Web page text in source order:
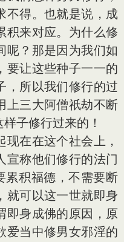
不得。也就是说，成
积来对应。为什么修
呢？那是因为我们如
要让这些种子一一的
，所以我们修行的过
上三大阿僧祇劫不断
子修行过来的！
在在这个社会上，
宣称他们修行的法门
累积福德，不需要断
就可以这一世就即身
即身成佛的原因，原
爱当中修男女邪淫的